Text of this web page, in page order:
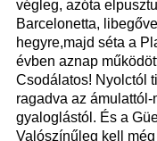
végleg, azóta
Barcelonetta,
hegyre,majd séta a
évben aznap
Csodálatos! Nyolctól
ragadva az
gyaloglástól. És a
Valószínűleg kell